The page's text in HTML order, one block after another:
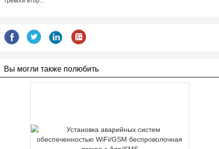
Вы могли также полюбить